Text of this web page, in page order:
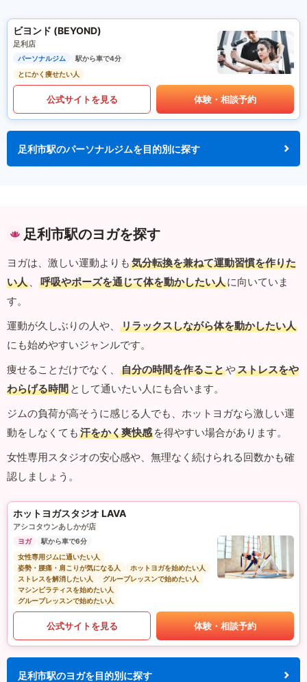
ビヨンド (BEYOND)
足利店
パーソナルジム
駅から車で4分
とにかく痩せたい人
公式サイトを見る 体験・相談予約
足利市駅のパーソナルジムを目的別に探す
足利市駅のヨガを探す
ヨガは、激しい運動よりも 気分転換を兼ねて運動習慣を作りた
い人 、 呼吸やポーズを通じて体を動かしたい人に向いていま
す。
運動が久しぶりの人や、
リラックスしながら体を動かしたい人
にも始めやすいジャンルです。
痩せることだけでなく、
自分の時間を作ることやストレスをや
わらげる時間 として通いたい人にも合います。
ジムの負荷が高そうに感じる人でも、ホットヨガなら激しい運
動をしなくても 汗をかく爽快感 を得やすい場合があります。
女性専用スタジオの安心感や、無理なく続けられる回数かも確
認しましょう。
ホットヨガスタジオ LAVA
アシコタウンあしかが店
ヨガ
駅から車で6分
女性専用ジムに通いたい人
姿勢・腰痛・肩こりが気になる人
ホットヨガを始めたい人
ストレスを解消したい人
グループレッスンで始めたい人
マシンピラティスを始めたい人
グループレッスンで始めたい人
公式サイトを見る 体験・相談予約
足利市駅のヨガを目的別に探す